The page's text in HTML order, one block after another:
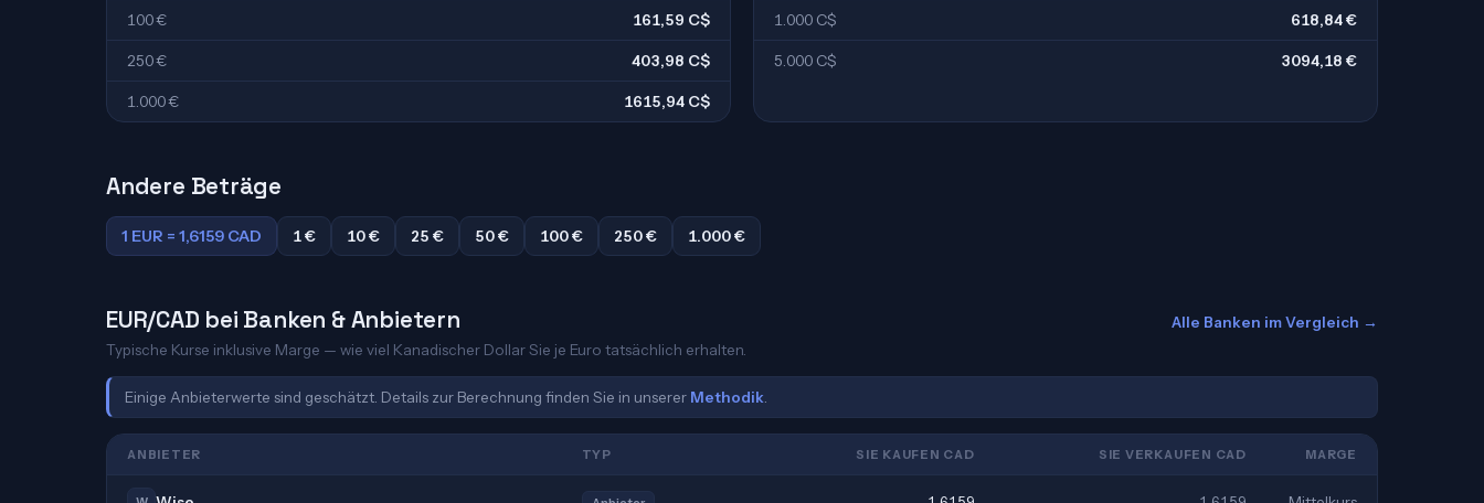
100 € 161,59 C$
250 € 403,98 C$
1.000 € 1615,94 C$
1.000 C$ 618,84 €
5.000 C$ 3094,18 €
Andere Beträge
1 EUR = 1,6159 CAD 1 € 10 € 25 € 50 € 100 € 250 € 1.000 €
EUR/CAD bei Banken & Anbietern
Typische Kurse inklusive Marge — wie viel Kanadischer Dollar Sie je Euro tatsächlich erhalten.
Alle Banken im Vergleich →
Einige Anbieterwerte sind geschätzt. Details zur Berechnung finden Sie in unserer Methodik
ANBIETER TYP SIE KAUFEN CAD SIE VERKAUFEN CAD MARGE